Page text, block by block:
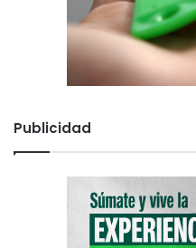
Publicidad